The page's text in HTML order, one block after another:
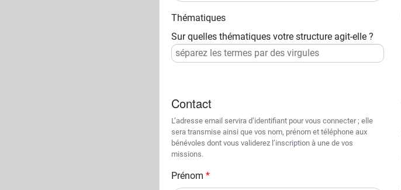
Thématiques
Sur quelles thématiques votre structure agit-elle ?
Contact
L’adresse email servira d’identifiant pour vous connecter ; elle
sera transmise ainsi que vos nom, prénom et téléphone aux
bénévoles dont vous validerez l’inscription à une de vos
missions.
Prénom